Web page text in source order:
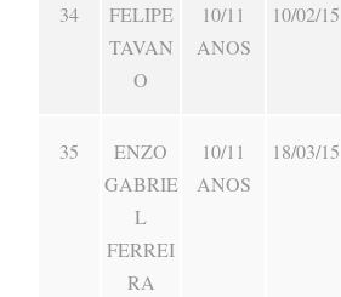
34
FELIPE
TAVAN
O
10/11
ANOS
10/02/15
35
ENZO
GABRIE
L
FERREI
RA
10/11
ANOS
18/03/15